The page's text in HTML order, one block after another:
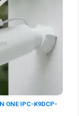
ONE IPC-K9DCP-